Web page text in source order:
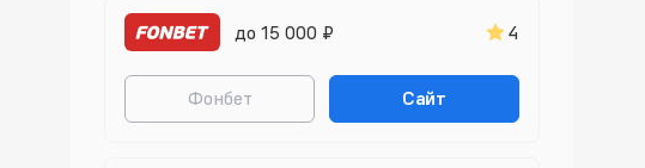
до 15 000 ₽ 4
Фонбет Сайт